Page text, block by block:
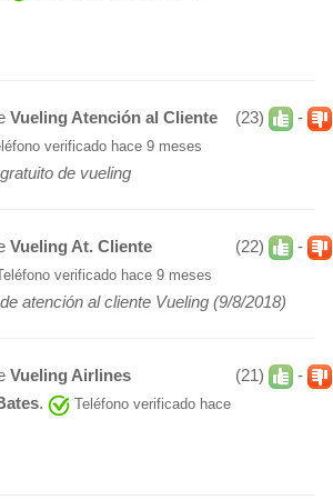
(23) -
Vueling Atención al Cliente
verificado hace 9 meses
de vueling
(22) -
Vueling At. Cliente
verificado hace 9 meses
atención al cliente Vueling (9/8/2018)
(21) -
Vueling Airlines
.
Teléfono verificado hace